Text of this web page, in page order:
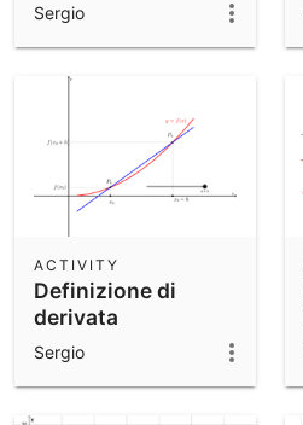
Sergio
Definizione di
derivata
ACTIVITY
Sergio